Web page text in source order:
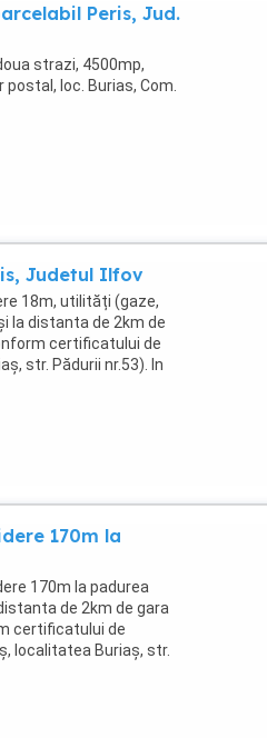
Peris, Jud.
strazi, 4500mp,
loc. Burias, Com.
Judetul Ilfov
18m, utilități (gaze,
la distanta de 2km de
certificatului de
str. Pădurii nr.53). In
170m la
170m la padurea
de 2km de gara
certificatului de
localitatea Buriaș, str.